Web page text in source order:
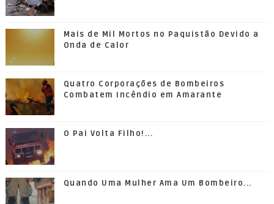
Mais de Mil Mortos no Paquistão Devido a
Onda de Calor
Quatro Corporações de Bombeiros
Combatem Incêndio em Amarante
O Pai Volta Filho!...
Quando Uma Mulher Ama Um Bombeiro...